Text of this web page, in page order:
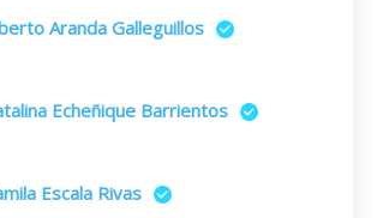
Aranda Galleguillos
Echeñique Barrientos
Escala Rivas